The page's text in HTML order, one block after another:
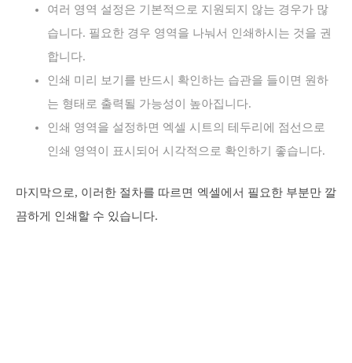
여러 영역 설정은 기본적으로 지원되지 않는 경우가 많
습니다. 필요한 경우 영역을 나눠서 인쇄하시는 것을 권
합니다.
인쇄 미리 보기를 반드시 확인하는 습관을 들이면 원하
는 형태로 출력될 가능성이 높아집니다.
인쇄 영역을 설정하면 엑셀 시트의 테두리에 점선으로
인쇄 영역이 표시되어 시각적으로 확인하기 좋습니다.
마지막으로, 이러한 절차를 따르면 엑셀에서 필요한 부분만 깔
끔하게 인쇄할 수 있습니다.